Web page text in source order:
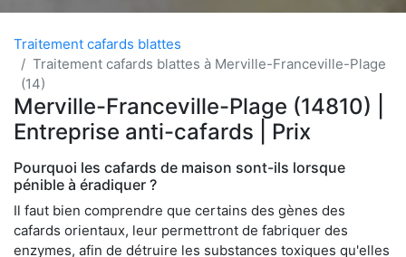
Traitement cafards blattes
Traitement cafards blattes à Merville-Franceville-Plage
(14)
Merville-Franceville-Plage (14810) |
Entreprise anti-cafards | Prix
Pourquoi les cafards de maison sont-ils lorsque
pénible à éradiquer ?
Il faut bien comprendre que certains des gènes des
cafards orientaux, leur permettront de fabriquer des
enzymes, afin de détruire les substances toxiques qu'elles